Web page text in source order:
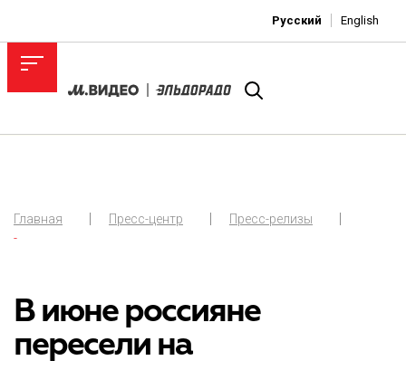
Русский English
Главная Пресс-центр
Пресс-релизы
-
В июне россияне
пересели на